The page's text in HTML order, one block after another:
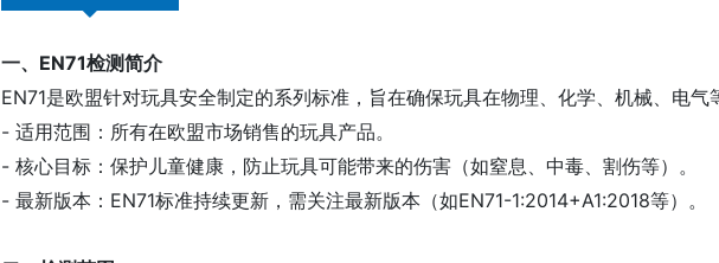
一、EN71检测简介
EN71是欧盟针对玩具安全制定的系列标准，旨在确保玩具在物理、化学、机械、电
- 适用范围：所有在欧盟市场销售的玩具产品。
- 核心目标：保护儿童健康，防止玩具可能带来的伤害（如窒息、中毒、割伤等）。
- 最新版本：EN71标准持续更新，需关注最新版本（如EN71-1:2014+A1:2018等）。